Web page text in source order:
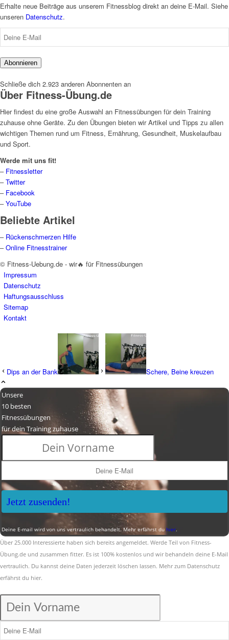
Erhalte neue Beiträge aus unserem Fitnessblog direkt an deine E-Mail. Siehe
unseren Datenschutz.
Abonnieren
Schließe dich 2.923 anderen Abonnenten an
Über Fitness-Übung.de
Hier findest du eine große Auswahl an Fitnessübungen für dein Training
zuhause ohne Geräte. Zu den Übungen bieten wir Artikel und Tipps zu allen
wichtigen Themen rund um Fitness, Ernährung, Gesundheit, Muskelaufbau
und Sport.
Werde mit uns fit!
– Fitnessletter
–Twitter
– Facebook
–YouTube
Beliebte Artikel
– Rückenschmerzen Hilfe
–Online Fitnesstrainer
© Fitness-Uebung.de - wir🔥 für Fitnessübungen
Impressum
Datenschutz
Haftungsausschluss
Sitemap
Kontakt
Dips an der Bank Schere, Beine kreuzen
Unsere
10 besten
Fitnessübungen
für dein Training zuhause
Jetzt zusenden!
Deine E-mail wird von uns vertraulich behandelt. Mehr erfährst du hier.
Über 25.000 Interessierte haben sich bereits angemeldet. Werde Teil von Fitness-
Übung.de und zusammen fitter. Es ist 100% kostenlos und wir behandeln deine E-Mail
vertraulich. Du kannst deine Daten jederzeit löschen lassen. Mehr zum Datenschutz
erfährst du hier.